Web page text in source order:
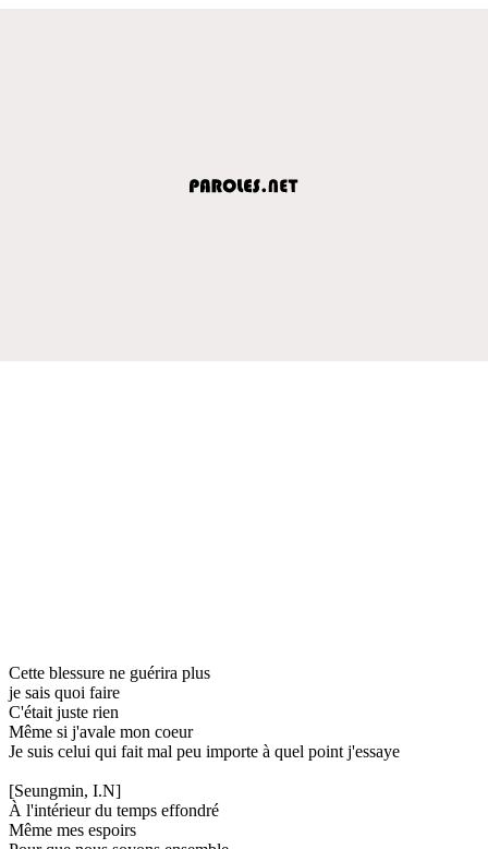
Cette blessure ne guérira plus
je sais quoi faire
C'était juste rien
Même si j'avale mon coeur
Je suis celui qui fait mal peu importe à quel point j'essaye
[Seungmin, I.N]
À l'intérieur du temps effondré
Même mes espoirs